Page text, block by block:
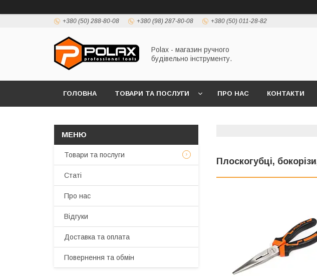
+380 (50) 288-80-08 +380 (98) 287-80-08 +380 (50) 011-28-82
Polax - магазин ручного
будівельно інструменту.
ГОЛОВНА ТОВАРИ ТА ПОСЛУГИ ПРО НАС КОНТАКТИ
Плоскогубці,
Товари та послуги
Статі
Про нас
Відгуки
Доставка та оплата
Повернення та обмін